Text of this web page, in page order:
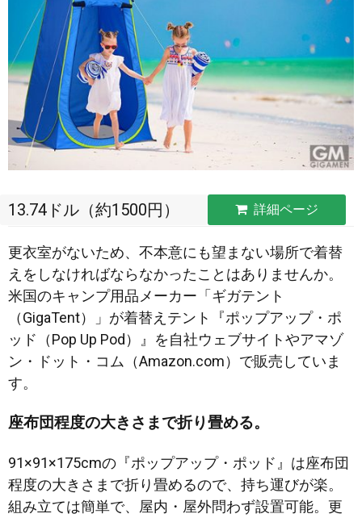
13.74ドル（約1500円） 詳細ページ
更衣室がないため、不本意にも望まない場所で着替
えをしなければならなかったことはありませんか。
米国のキャンプ用品メーカー「ギガテント
（GigaTent）」が着替えテント『ポップアップ・ポ
ッド（Pop Up Pod）』を自社ウェブサイトやアマゾ
ン・ドット・コム（Amazon.com）で販売していま
す。
座布団程度の大きさまで折り畳める。
91×91×175cmの『ポップアップ・ポッド』は座布団
程度の大きさまで折り畳めるので、持ち運びが楽。
組み立ては簡単で、屋内・屋外問わず設置可能。更